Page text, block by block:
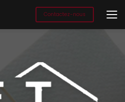
Contactez-nous